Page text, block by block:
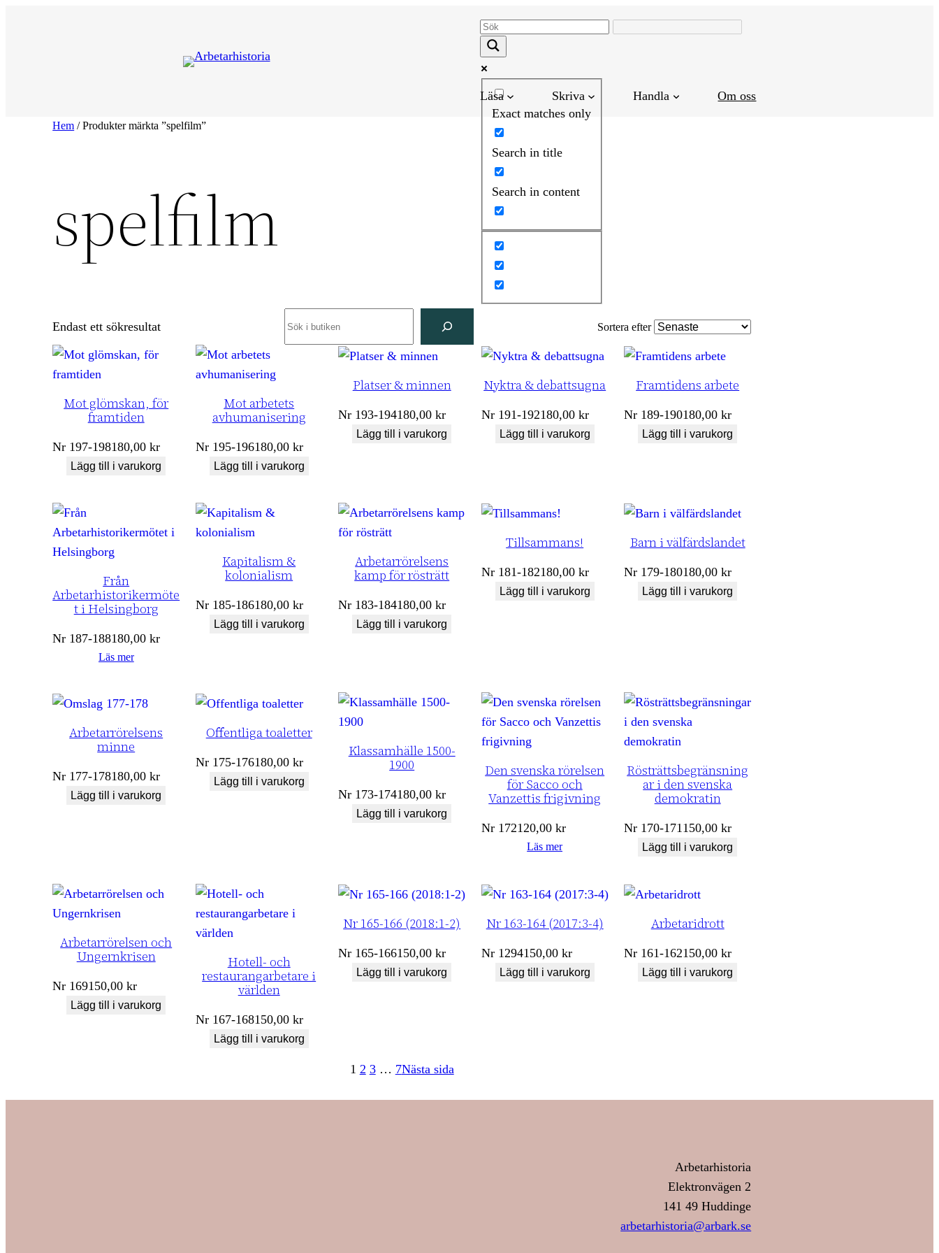
Exact matches only
Search in title
Search in content
Läsa Skriva Handla Om oss
Hem / Produkter märkta ”spelfilm”
spelfilm
Endast ett sökresultat Sortera efter
Mot glömskan, för
framtiden
Nr 197-198180,00kr
Lägg till i varukorg
Mot arbetets
avhumanisering
Nr 195-196180,00 kr
Lägg till i varukorg
Platser & minnen
Nr 193-194180,00kr
Lägg till i varukorg
Nyktra & debattsugna
Nr 191-192180,00 kr
Lägg till i varukorg
Framtidens arbete
Nr 189-190180,00kr
Lägg till i varukorg
Från
Arbetarhistorikermöte
t i Helsingborg
Nr 187-188180,00kr
Läs mer
Kapitalism &
kolonialism
Nr 185-186180,00 kr
Lägg till i varukorg
Arbetarrörelsens
kamp för rösträtt
Nr 183-184180,00kr
Lägg till i varukorg
Tillsammans!
Nr 181-182180,00 kr
Lägg till i varukorg
Barn i välfärdslandet
Nr 179-180180,00kr
Lägg till i varukorg
Arbetarrörelsens
minne
Nr 177-178180,00kr
Lägg till i varukorg
Offentliga toaletter
Nr 175-176180,00 kr
Lägg till i varukorg
Klassamhälle 1500-
1900
Nr 173-174180,00kr
Lägg till i varukorg
Den svenska rörelsen
för Sacco och
Vanzettis frigivning
Nr 172120,00 kr
Läs mer
Rösträttsbegränsning
ar i den svenska
demokratin
Nr 170-171150,00kr
Lägg till i varukorg
Arbetarrörelsen och
Ungernkrisen
Nr 169150,00kr
Lägg till i varukorg
Hotell- och
restaurangarbetare i
världen
Nr 167-168150,00 kr
Lägg till i varukorg
Nr 165-166 (2018:1-2)
Nr 165-166150,00kr
Lägg till i varukorg
Nr 163-164 (2017:3-4)
Nr 1294150,00 kr
Lägg till i varukorg
Arbetaridrott
Nr 161-162150,00kr
Lägg till i varukorg
1 2 3 … 7Nästa sida
Arbetarhistoria
Elektronvägen 2
141 49 Huddinge
arbetarhistoria@arbark.se